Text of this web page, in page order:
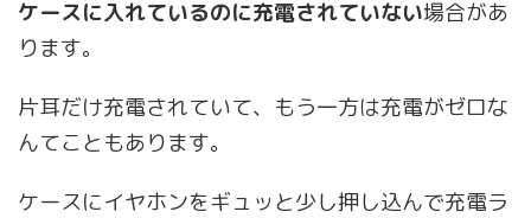
ケースに入れているのに充電されていない場合があ
ります。
片耳だけ充電されていて、もう一方は充電がゼロな
んてこともあります。
ケースにイヤホンをギュッと少し押し込んで充電ラ